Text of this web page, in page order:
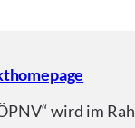
wird im